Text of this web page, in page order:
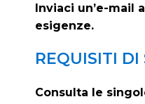
Inviaci un’e-mail a
esigenze.
REQUISITI DI
Consulta le